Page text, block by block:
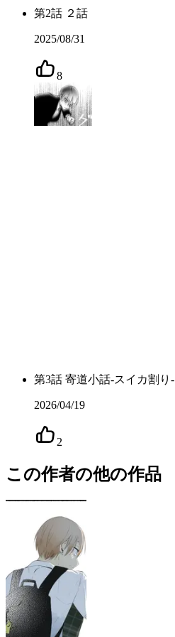
第2話 ２話
2025/08/31
8
第3話 寄道小話-スイカ割り-
2026/04/19
2
この作者の他の作品